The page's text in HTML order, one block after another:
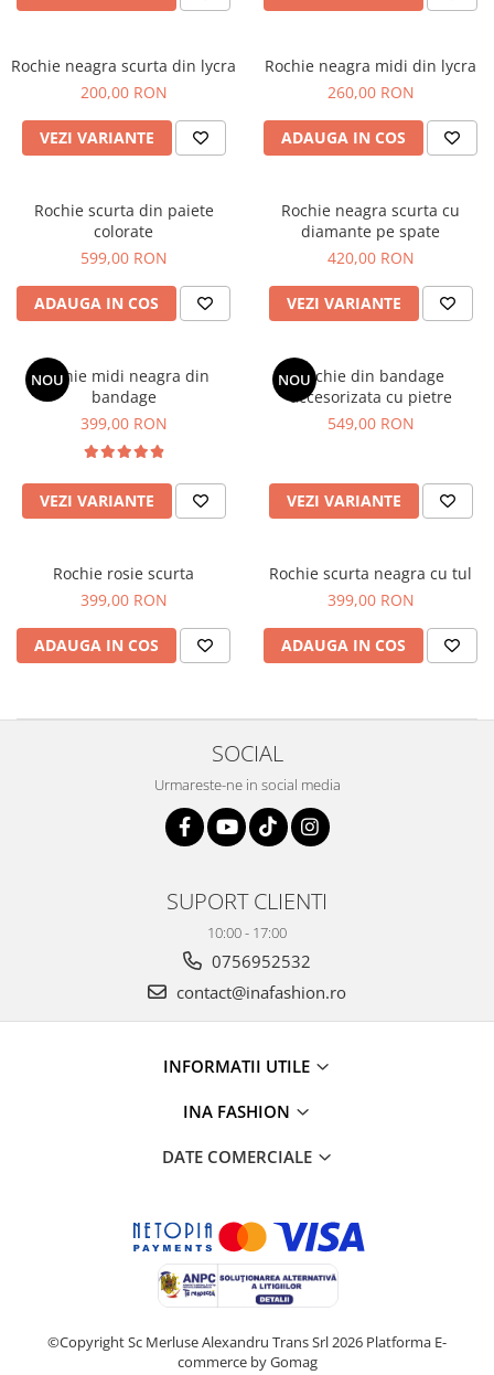
Rochie neagra scurta din lycra
200,00 RON
VEZI VARIANTE
Rochie neagra midi din lycra
260,00 RON
ADAUGA IN COS
Rochie scurta din paiete
colorate
599,00 RON
ADAUGA IN COS
Rochie neagra scurta cu
diamante pe spate
420,00 RON
VEZI VARIANTE
NOU
Rochie midi neagra din
bandage
399,00 RON
VEZI VARIANTE
NOURochie din bandage
accesorizata cu pietre
549,00 RON
VEZI VARIANTE
Rochie rosie scurta
399,00 RON
ADAUGA IN COS
Rochie scurta neagra cu tul
399,00 RON
ADAUGA IN COS
SOCIAL
Urmareste-ne in social media
SUPORT CLIENTI
10:00 - 17:00
0756952532
contact@inafashion.ro
INFORMATII UTILE
INA FASHION
DATE COMERCIALE
©Copyright Sc Merluse Alexandru Trans Srl 2026 Platforma E-
commerce by Gomag